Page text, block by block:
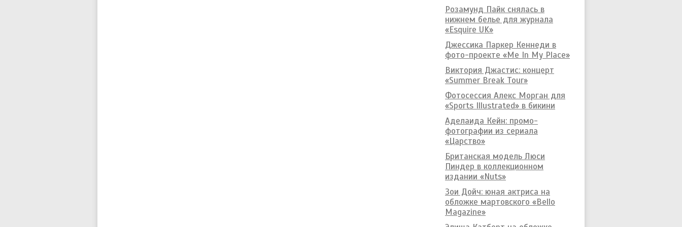
Розамунд Пайк снялась в
нижнем белье для журнала
«Esquire UK»
Джессика Паркер Кеннеди в
фото-проекте «Me In My Place»
Виктория Джастис: концерт
«Summer Break Tour»
Фотосессия Алекс Морган для
«Sports Illustrated» в бикини
Аделаида Кейн: промо-
фотографии из сериала
«Царство»
Британская модель Люси
Пиндер в коллекционном
издании «Nuts»
Зои Дойч: юная актриса на
обложке мартовского «Bello
Magazine»